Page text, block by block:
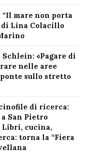
“Il mare non porta
Lina Colacillo
Schlein: «Pagare di
nelle aree
sullo stretto
di ricerca:
San Pietro
Libri, cucina,
torna la “Fiera